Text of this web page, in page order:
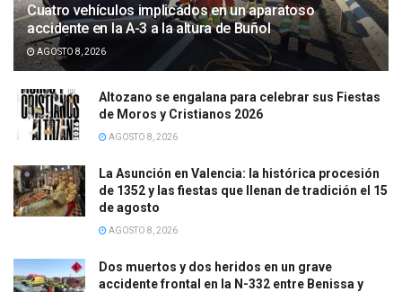
Cuatro vehículos implicados en un aparatoso
accidente en la A-3 a la altura de Buñol
AGOSTO 8, 2026
Altozano se engalana para celebrar sus Fiestas
de Moros y Cristianos 2026
AGOSTO 8, 2026
La Asunción en Valencia: la histórica procesión
de 1352 y las fiestas que llenan de tradición el 15
de agosto
AGOSTO 8, 2026
Dos muertos y dos heridos en un grave
accidente frontal en la N-332 entre Benissa y